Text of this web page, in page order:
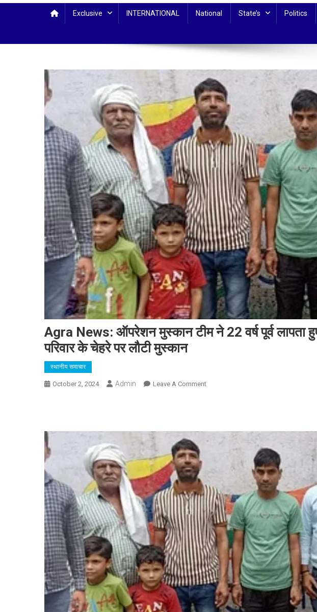
Exclusive INTERNATIONAL National State’s Politics
Agra News: ऑपरेशन मुस्कान टीम ने 22 वर्ष पूर्व लापता
परिवार के चेहरे पर लौटी मुस्कान
स्थानीय समाचार
October 2, 2024 Admin Leave A CommentOn
मुस्कान
टीम
वर्ष
पूर्व
लापता
हुए
युवक
को
परिजनों
से
मिलाया,
परिवार
के
चेहरे